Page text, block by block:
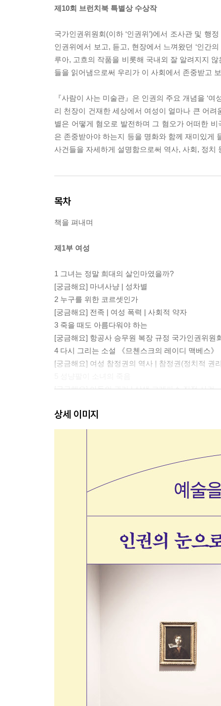
제10회 브런치북 특별상 수상작
국가인권위원회(이하 ‘인권위’)에서 조사관 및 행
인권위에서 보고, 듣고, 현장에서 느껴왔던 ‘인간
루아, 고흐의 작품을 비롯해 국내외 잘 알려지지
들을 읽어냄으로써 우리가 이 사회에서 존중받고
『사람이 사는 미술관』은 인권의 주요 개념을 ‘여
리 천장이 건재한 세상에서 여성이 얼마나 큰 어
별은 어떻게 혐오로 발전하며 그 혐오가 어떠한
은 존중받아야 하는지 등을 명화와 함께 재미있게
사건들을 자세하게 설명함으로써 역사, 사회, 정치
목차
책을 펴내며
제1부 여성
1 그녀는 정말 희대의 살인마였을까?
[궁금해요] 마녀사냥 | 성차별
2 누구를 위한 코르셋인가
[궁금해요] 전족 | 여성 폭력 | 사회적 약자
3 죽을 때도 아름다워야 하는
[궁금해요] 항공사 승무원 복장 규정 국가인권위원
4 다시 그리는 소설 《므첸스크의 레이디 맥베스》
[궁금해요] 여성 참정권의 역사 | 참정권(정치적 권
[궁금해요] 아동의 권리 | 살색 크레파스 진정 사건
[궁금해요] 루스 베이더 긴즈버그 | 유리 천장
[궁금해요] 〈동아일보〉 백지 사태 | 휴식권
2 인권의 역사, 투쟁의 역사
3 라면 같은 젊음은 그만
[궁금해요] 서울 구의역 스크린도어 사고와 태안화
4 마석에서 만나는 대한민국
1 장애 혐오 표현에 담긴 차별적 인식
[궁금해요] 장애인을 비하하는 표현과 올바른 표현
상세 이미지